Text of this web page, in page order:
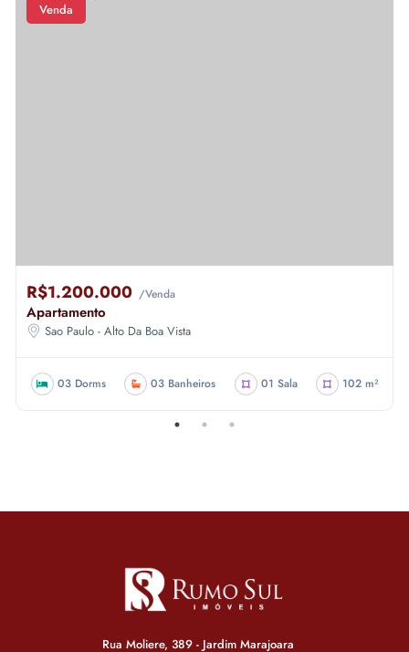
Venda
R$1.200.000 /Venda
Apartamento
Sao Paulo - Alto Da Boa Vista
03 Dorms 03 Banheiros 01 Sala 102 m²
Rua Moliere, 389 - Jardim Marajoara